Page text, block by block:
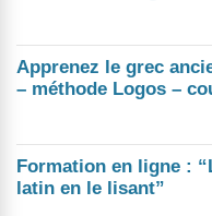
Apprenez le grec
– méthode Logos –
Formation en ligne :
latin en le lisant”